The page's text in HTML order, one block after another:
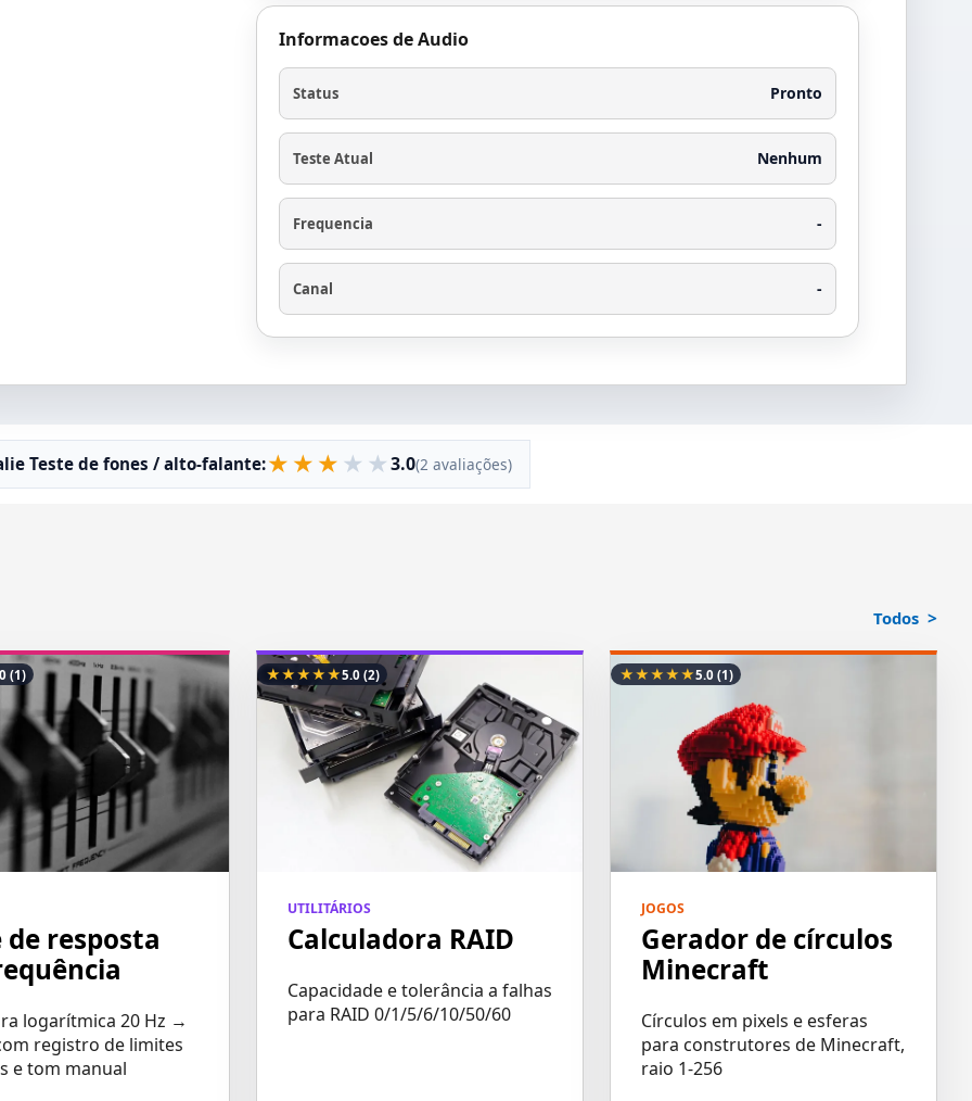
Informacoes de Audio
Status Pronto
Teste Atual Nenhum
Frequencia -
Canal -
Teste de fones / alto-falante:★ ★ ★ ★ ★3.0(2 avaliações)
Todos
(1)
de resposta
logarítmica 20 Hz →
registro de limites
e tom manual
★★★★★5.0(2)
UTILITÁRIOS
Calculadora RAID
Capacidade e tolerância a falhas
para RAID 0/1/5/6/10/50/60
★★★★★5.0(1)
JOGOS
Gerador de círculos
Minecraft
Círculos em pixels e esferas
para construtores de Minecraft,
raio 1-256